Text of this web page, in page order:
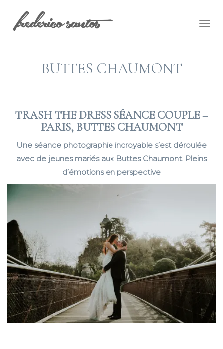
BUTTES CHAUMONT
TRASH THE DRESS SÉANCE COUPLE –
PARIS, BUTTES CHAUMONT
Une séance photographie incroyable s’est déroulée
avec de jeunes mariés aux Buttes Chaumont. Pleins
d’émotions en perspective